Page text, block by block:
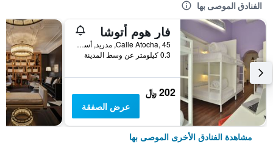
الفنادق الموصى بها
فار هوم أتوشا
Calle Atocha, 45, مدريد, أسبانيا
0.3 كيلومتر عن وسط المدينة
202 ﷼
عرض الصفقة
مشاهدة الفنادق الأخرى الموصى بها